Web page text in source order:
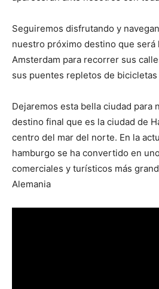
Seguiremos disfrutando y
nuestro próximo destino que será
Amsterdam para recorrer sus
sus puentes repletos de
Dejaremos esta bella ciudad para
destino final que es la ciudad de
centro del mar del norte. En la
hamburgo se ha convertido en
comerciales y turísticos más
Alemania